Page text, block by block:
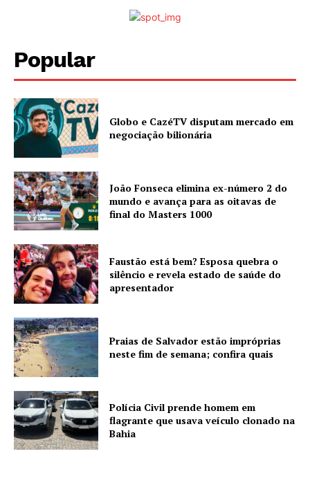
Popular
Globo e CazéTV disputam mercado em
negociação bilionária
João Fonseca elimina ex-número 2 do
mundo e avança para as oitavas de
final do Masters 1000
Faustão está bem? Esposa quebra o
silêncio e revela estado de saúde do
apresentador
Praias de Salvador estão impróprias
neste fim de semana; confira quais
Polícia Civil prende homem em
flagrante que usava veículo clonado na
Bahia